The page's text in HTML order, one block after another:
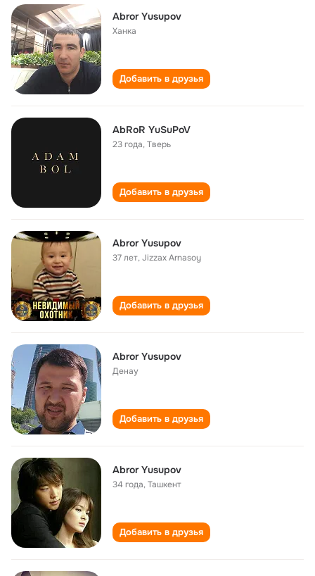
Abror Yusupov
Ханка
Добавить в друзья
AbRoR YuSuPoV
23 года,Тверь
Добавить в друзья
Abror Yusupov
37 лет,Jizzax Arnasoy
Добавить в друзья
Abror Yusupov
Денау
Добавить в друзья
Abror Yusupov
34 года,Ташкент
Добавить в друзья